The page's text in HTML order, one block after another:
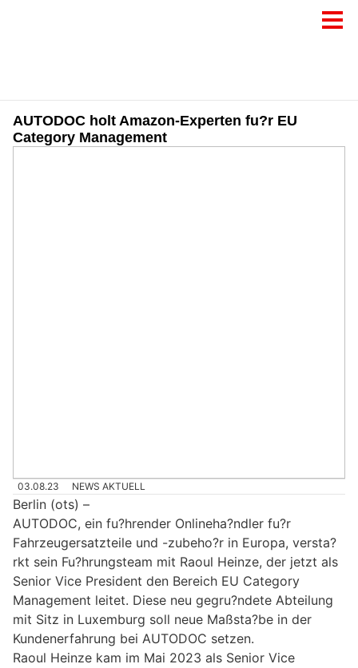
AUTODOC holt Amazon-Experten fu?r EU
Category Management
03.08.23 NEWS AKTUELL
Berlin (ots) –
AUTODOC, ein fu?hrender Onlineha?ndler fu?r
Fahrzeugersatzteile und -zubeho?r in Europa, versta?
rkt sein Fu?hrungsteam mit Raoul Heinze, der jetzt als
Senior Vice President den Bereich EU Category
Management leitet. Diese neu gegru?ndete Abteilung
mit Sitz in Luxemburg soll neue Maßsta?be in der
Kundenerfahrung bei AUTODOC setzen.
Raoul Heinze kam im Mai 2023 als Senior Vice